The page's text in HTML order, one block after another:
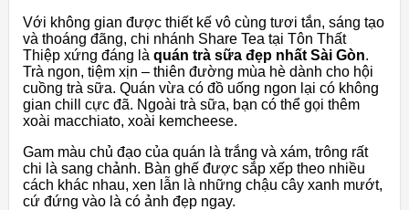
Với không gian được thiết kế vô cùng tươi tắn, sáng tạo
và thoáng đãng, chi nhánh Share Tea tại Tôn Thất
Thiệp xứng đáng là quán trà sữa đẹp nhất Sài Gòn.
Trà ngon, tiệm xịn – thiên đường mùa hè dành cho hội
cuồng trà sữa. Quán vừa có đồ uống ngon lại có không
gian chill cực đã. Ngoài trà sữa, bạn có thể gọi thêm
xoài macchiato, xoài kemcheese.
Gam màu chủ đạo của quán là trắng và xám, trông rất
chi là sang chảnh. Bàn ghế được sắp xếp theo nhiều
cách khác nhau, xen lẫn là những chậu cây xanh mướt,
cứ đứng vào là có ảnh đẹp ngay.